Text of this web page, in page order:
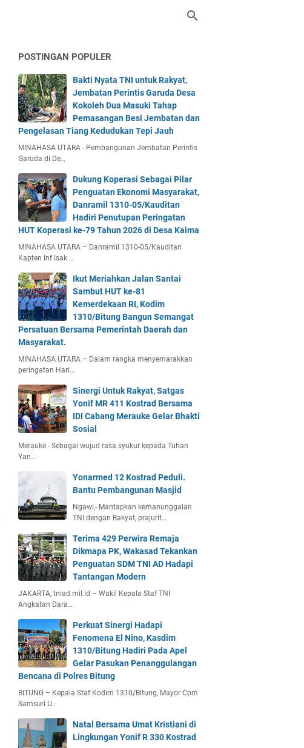
POSTINGAN POPULER
Bakti Nyata TNI untuk Rakyat,
Jembatan Perintis Garuda Desa
Kokoleh Dua Masuki Tahap
Pemasangan Besi Jembatan dan
Pengelasan Tiang Kedudukan Tepi Jauh
MINAHASA UTARA - Pembangunan Jembatan Perintis
Garuda di De…
Dukung Koperasi Sebagai Pilar
Penguatan Ekonomi Masyarakat,
Danramil 1310-05/Kauditan
Hadiri Penutupan Peringatan
HUT Koperasi ke-79 Tahun 2026 di Desa Kaima
MINAHASA UTARA – Danramil 1310-05/Kauditan
Kapten Inf Isak …
Ikut Meriahkan Jalan Santai
Sambut HUT ke-81
Kemerdekaan RI, Kodim
1310/Bitung Bangun Semangat
Persatuan Bersama Pemerintah Daerah dan
Masyarakat.
MINAHASA UTARA – Dalam rangka menyemarakkan
peringatan Hari…
Sinergi Untuk Rakyat, Satgas
Yonif MR 411 Kostrad Bersama
IDI Cabang Merauke Gelar Bhakti
Sosial
Merauke - Sebagai wujud rasa syukur kepada Tuhan
Yan…
Yonarmed 12 Kostrad Peduli.
Bantu Pembangunan Masjid
Ngawi,- Mantapkan kemanunggalan
TNI dengan Rakyat, prajurit…
Terima 429 Perwira Remaja
Dikmapa PK, Wakasad Tekankan
Penguatan SDM TNI AD Hadapi
Tantangan Modern
JAKARTA, tniad.mil.id – Wakil Kepala Staf TNI
Angkatan Dara…
Perkuat Sinergi Hadapi
Fenomena El Nino, Kasdim
1310/Bitung Hadiri Pada Apel
Gelar Pasukan Penanggulangan
Bencana di Polres Bitung
BITUNG – Kepala Staf Kodim 1310/Bitung, Mayor Cpm
Samsuri U…
Natal Bersama Umat Kristiani di
Lingkungan Yonif R 330 Kostrad